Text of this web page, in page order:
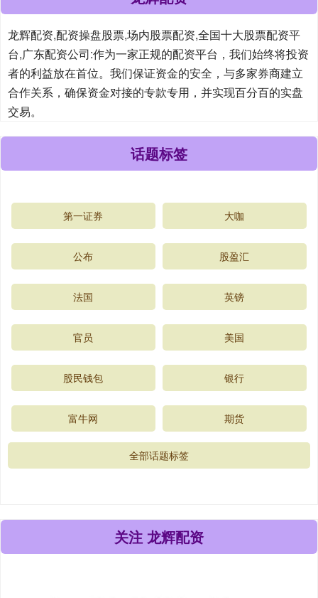
龙辉配资,配资操盘股票,场内股票配资,全国十大股票配资平
台,广东配资公司:作为一家正规的配资平台，我们始终将投资
者的利益放在首位。我们保证资金的安全，与多家券商建立
合作关系，确保资金对接的专款专用，并实现百分百的实盘
交易。
话题标签
第一证券 大咖
公布 股盈汇
法国 英镑
官员 美国
股民钱包 银行
富牛网 期货
全部话题标签
关注 龙辉配资